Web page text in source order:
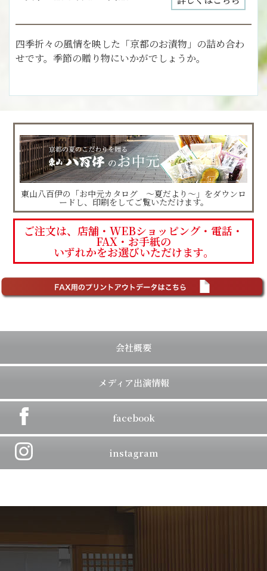
四季折々の風情を映した「京都のお漬物」の詰め合わ
せです。季節の贈り物にいかがでしょうか。
東山八百伊の「お中元カタログ ～夏だより～」をダウンロ
ードし、印刷をしてご覧いただけます。
ご注文は、店舗・WEBショッピング・電話・
FAX・お手紙の
いずれかをお選びいただけます。
会社概要
メディア出演情報
facebook
instagram